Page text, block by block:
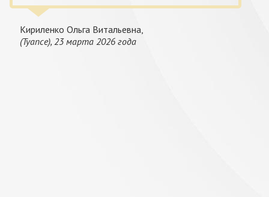
Кириленко Ольга Витальевна,
(Туапсе), 23 марта 2026 года